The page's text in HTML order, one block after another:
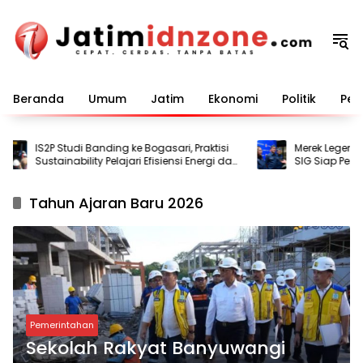
konten
Beranda Umum Jatim Ekonomi Politik
IS2P Studi Banding ke Bogasari, Praktisi
Sustainability Pelajari Efisiensi Energi dan
Air
Merek
SIG Siap
Tahun Ajaran Baru 2026
Pemerintahan
Sekolah Rakyat Banyuwangi